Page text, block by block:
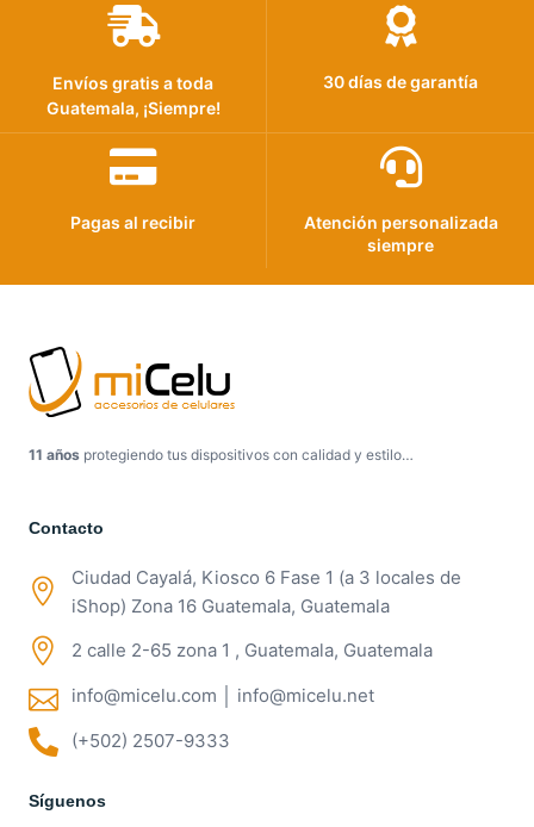
Envíos gratis a toda
Guatemala, ¡Siempre!
30 días de garantía
Pagas al recibir
Atención personalizada
siempre
11 años protegiendo tus dispositivos con calidad y estilo…
Contacto
Ciudad Cayalá, Kiosco 6 Fase 1 (a 3 locales de
iShop) Zona 16 Guatemala, Guatemala
2 calle 2-65 zona 1 , Guatemala, Guatemala
info@micelu.com │ info@micelu.net
(+502) 2507-9333
Síguenos